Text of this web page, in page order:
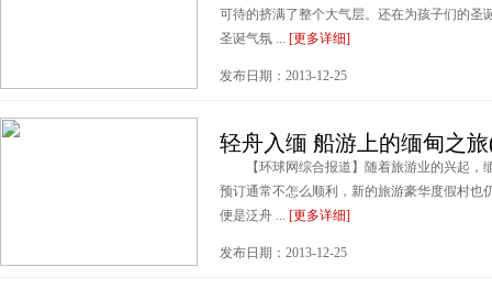
可待的挤满了整个大气层。还在为孩子们的圣
圣诞气氛 ... [更多详细]
发布日期：2013-12-25
轻舟入缅 船游上的缅甸之
【环球网综合报道】随着旅游业的兴起，
预订通常不怎么顺利，新的旅游豪华度假村也
便是泛舟 ... [更多详细]
发布日期：2013-12-25